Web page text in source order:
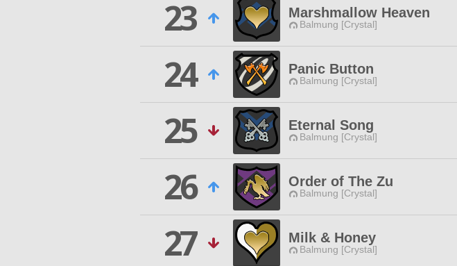
23
Marshmallow Heaven
Balmung [Crystal]
24
Panic Button
Balmung [Crystal]
25
Eternal Song
Balmung [Crystal]
26
Order of The Zu
Balmung [Crystal]
27
Milk & Honey
Balmung [Crystal]